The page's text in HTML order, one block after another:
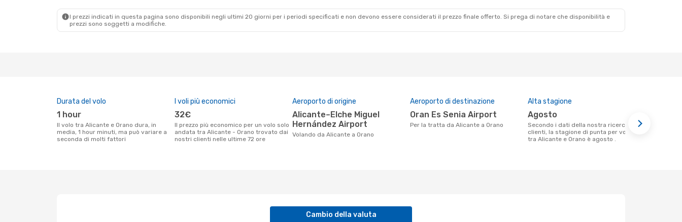
I prezzi indicati in questa pagina sono disponibili negli ultimi 20 giorni per i periodi specificati e non devono essere considerati il ​​prezzo finale offerto. Si prega di notare che disponibilità e
prezzi sono soggetti a modifiche.
Durata del volo
1 hour
Il volo tra Alicante e Orano dura, in
media, 1 hour minuti, ma può variare a
seconda di molti fattori
I voli più economici
32€
Il prezzo più economico per un volo solo
andata tra Alicante - Orano trovato dai
nostri clienti nelle ultime 72 ore
Aeroporto di origine
Alicante–Elche Miguel
Hernández Airport
Volando da Alicante a Orano
Aeroporto di destinazione
Oran Es Senia Airport
Per la tratta da Alicante a Orano
Alta stagione
agosto
Secondo i dati della nostra ricerca
clienti, la stagione di punta per volare
tra Alicante e Orano è agosto .
Cambio della valuta